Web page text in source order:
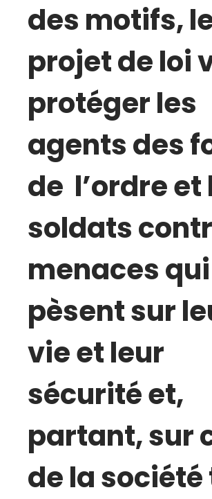
des motifs,
projet de loi
protéger les
agents des
de l’ordre et
soldats
menaces qui
pèsent sur
vie et leur
sécurité et,
partant, sur
de la